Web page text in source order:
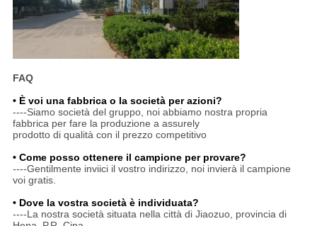
FAQ
• È voi una fabbrica o la società per azioni?
----Siamo società del gruppo, noi abbiamo nostra propria
fabbrica per fare la produzione a assurely
prodotto di qualità con il prezzo competitivo
• Come posso ottenere il campione per provare?
----Gentilmente inviici il vostro indirizzo, noi invierà il campione
voi gratis.
• Dove la vostra società è individuata?
----La nostra società situata nella città di Jiaozuo, provincia di